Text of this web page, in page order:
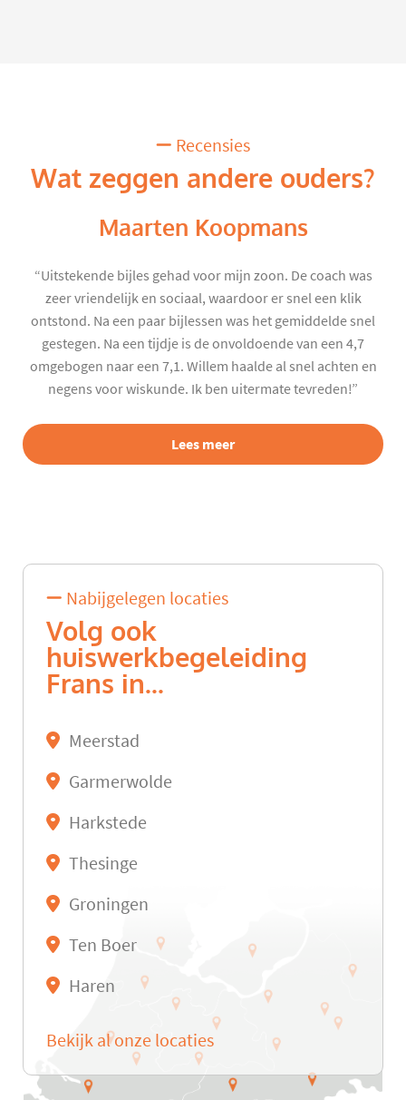
Recensies
Wat zeggen andere ouders?
Maarten Koopmans
“Uitstekende bijles gehad voor mijn zoon. De coach was
zeer vriendelijk en sociaal, waardoor er snel een klik
ontstond. Na een paar bijlessen was het gemiddelde snel
gestegen. Na een tijdje is de onvoldoende van een 4,7
omgebogen naar een 7,1. Willem haalde al snel achten en
negens voor wiskunde. Ik ben uitermate tevreden!”
Lees meer
Nabijgelegen locaties
Volg ook
huiswerkbegeleiding
Frans in...
Meerstad
Garmerwolde
Harkstede
Thesinge
Groningen
Ten Boer
Haren
Bekijk al onze locaties